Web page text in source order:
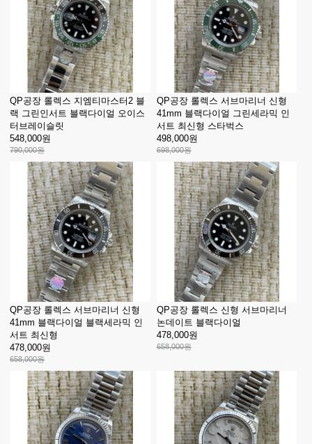
QP공장 롤렉스 지엠티마스터2 블
랙 그린인서트 블랙다이얼 오이스
터브레이슬릿
548,000원
790,000원
QP공장 롤렉스 서브마리너 신형
41mm 블랙다이얼 그린세라믹 인
서트 최신형 스타벅스
498,000원
698,000원
QP공장 롤렉스 서브마리너 신형
41mm 블랙다이얼 블랙세라믹 인
서트 최신형
478,000원
658,000원
QP공장 롤렉스 신형 서브마리너
논데이트 블랙다이얼
478,000원
658,000원